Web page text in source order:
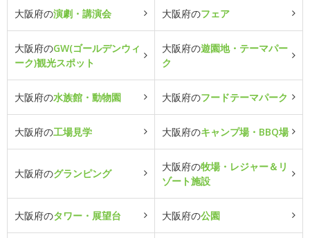
大阪府の演劇・講演会 大阪府のフェア
大阪府のGW(ゴールデンウィ
ーク)観光スポット
大阪府の遊園地・テーマパー
ク
大阪府の水族館・動物園 大阪府のフードテーマパーク
大阪府の工場見学 大阪府のキャンプ場・BBQ場
大阪府のグランピング
大阪府の牧場・レジャー＆リ
ゾート施設
大阪府のタワー・展望台 大阪府の公園